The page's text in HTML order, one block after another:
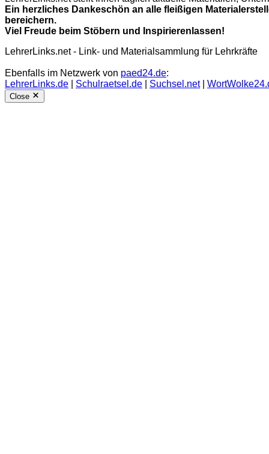
Ein herzliches Dankeschön an alle fleißigen
bereichern.
Viel Freude beim Stöbern und Inspirierenlassen!
LehrerLinks.net - Link- und Materialsammlung für Lehrkräfte
Ebenfalls im Netzwerk von paed24.de:
LehrerLinks.de
Schulraetsel.de Suchsel.net|
Close